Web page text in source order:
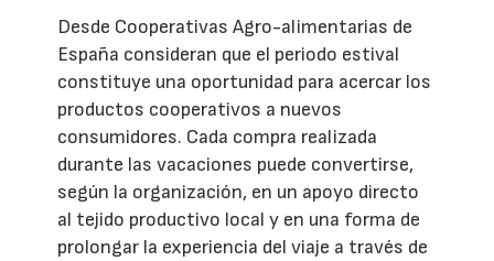
Desde Cooperativas Agro-alimentarias de
España consideran que el periodo estival
constituye una oportunidad para acercar los
productos cooperativos a nuevos
consumidores. Cada compra realizada
durante las vacaciones puede convertirse,
según la organización, en un apoyo directo
al tejido productivo local y en una forma de
prolongar la experiencia del viaje a través de